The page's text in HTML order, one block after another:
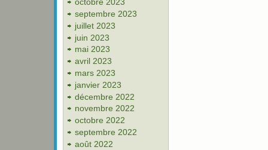
octobre 2023
septembre 2023
juillet 2023
juin 2023
mai 2023
avril 2023
mars 2023
janvier 2023
décembre 2022
novembre 2022
octobre 2022
septembre 2022
août 2022